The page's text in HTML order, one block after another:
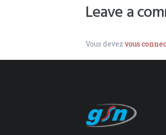
Leave a
Vous devez vous